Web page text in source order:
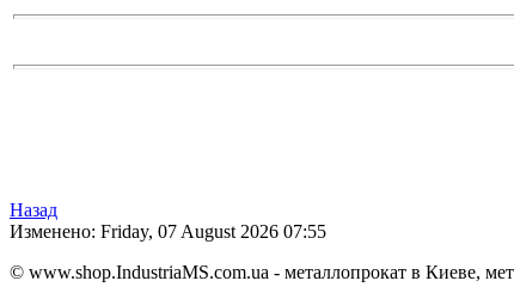
Назад
Изменено: Friday, 07 August 2026 07:55
© www.shop.IndustriaMS.com.ua - металлопрокат в Киеве,